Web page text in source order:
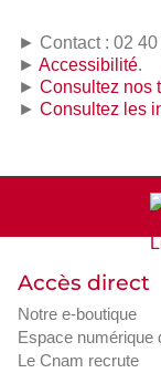
► Contact : 02 40
► Accessibilité.
► Consultez nos
► Consultez les
Accès direct
Notre e-boutique
Espace numérique
Le Cnam recrute